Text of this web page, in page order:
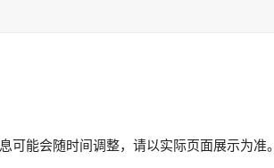
可能会随时间调整，请以实际页面展示为准。